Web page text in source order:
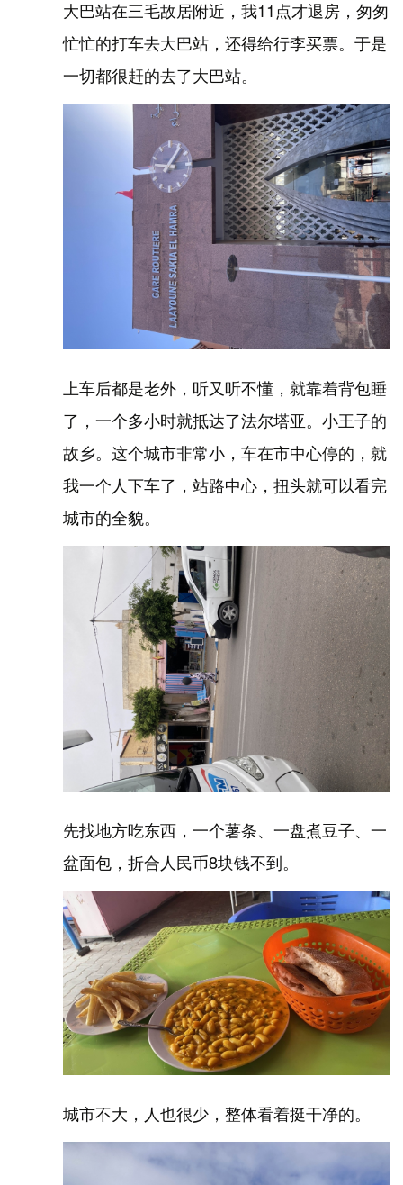
大巴站在三毛故居附近，我11点才退房，匆匆
忙忙的打车去大巴站，还得给行李买票。于是
一切都很赶的去了大巴站。
上车后都是老外，听又听不懂，就靠着背包睡
了，一个多小时就抵达了法尔塔亚。小王子的
故乡。这个城市非常小，车在市中心停的，就
我一个人下车了，站路中心，扭头就可以看完
城市的全貌。
先找地方吃东西，一个薯条、一盘煮豆子、一
盆面包，折合人民币8块钱不到。
城市不大，人也很少，整体看着挺干净的。